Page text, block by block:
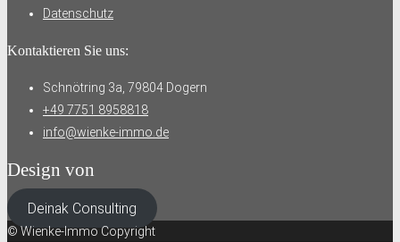
Datenschutz
Kontaktieren Sie uns:
Schnötring 3a, 79804 Dogern
+49 7751 8958818
info@wienke-immo.de
Design von
Deinak Consulting
© Wienke-Immo Copyright